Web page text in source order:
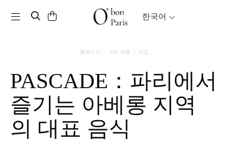
Toggle navigation 한국어
홈페이지 파리 여행 맛집
PASCADE：파리에서
즐기는 아베롱 지역
의 대표 음식